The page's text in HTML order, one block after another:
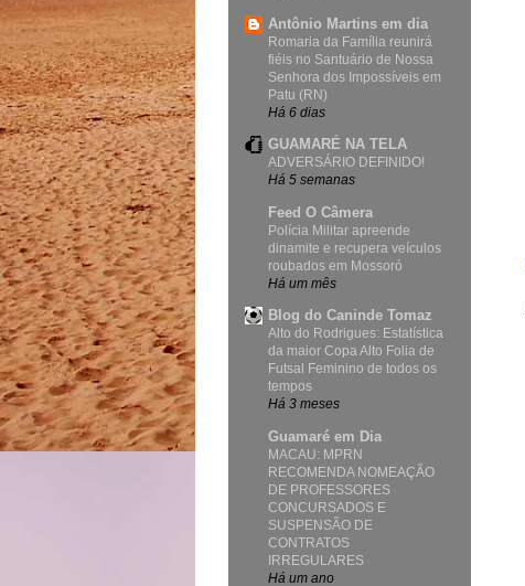
Antônio Martins em dia
Romaria da Família reunirá
fiéis no Santuário de Nossa
Senhora dos Impossíveis em
Patu (RN)
Há 6 dias
GUAMARÉ NA TELA
ADVERSÁRIO DEFINIDO!
Há 5 semanas
Feed O Câmera
Polícia Militar apreende
dinamite e recupera veículos
roubados em Mossoró
Há um mês
Blog do Caninde Tomaz
Alto do Rodrigues: Estatística
da maior Copa Alto Folia de
Futsal Feminino de todos os
tempos
Há 3 meses
Guamaré em Dia
MACAU: MPRN
RECOMENDA NOMEAÇÃO
DE PROFESSORES
CONCURSADOS E
SUSPENSÃO DE
CONTRATOS
IRREGULARES
Há um ano